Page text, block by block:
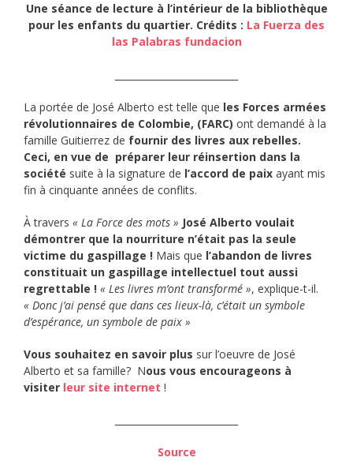
Une séance de lecture à l’intérieur de la bibliothèque
pour les enfants du quartier. Crédits : La Fuerza des
las Palabras fundacion
La portée de José Alberto est telle que les Forces armées
révolutionnaires de Colombie, (FARC) ont demandé à la
famille Guitierrez de fournir des livres aux rebelles.
Ceci, en vue de préparer leur réinsertion dans la
société suite à la signature de l’accord de paix ayant mis
fin à cinquante années de conflits.
À travers « La Force des mots » José Alberto voulait
démontrer que la nourriture n’était pas la seule
victime du gaspillage ! Mais que l’abandon de livres
constituait un gaspillage intellectuel tout aussi
regrettable ! « Les livres m’ont transformé », explique-t-il.
« Donc j’ai pensé que dans ces lieux-là, c’était un symbole
d’espérance, un symbole de paix »
Vous souhaitez en savoir plus sur l’oeuvre de José
Alberto et sa famille? Nous vous encourageons à
visiter leur site internet !
Source